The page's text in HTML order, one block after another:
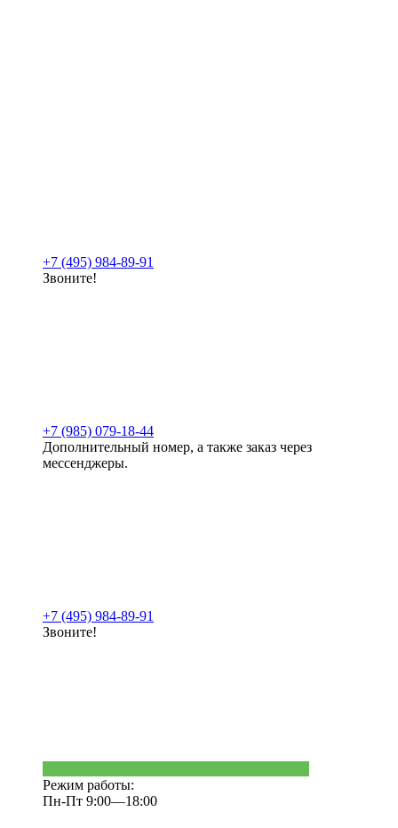
+7 (495) 984-89-91
Звоните!
+7 (985) 079-18-44
Дополнительный номер, а также заказ через
мессенджеры.
+7 (495) 984-89-91
Звоните!
Режим работы:
Пн-Пт 9:00—18:00